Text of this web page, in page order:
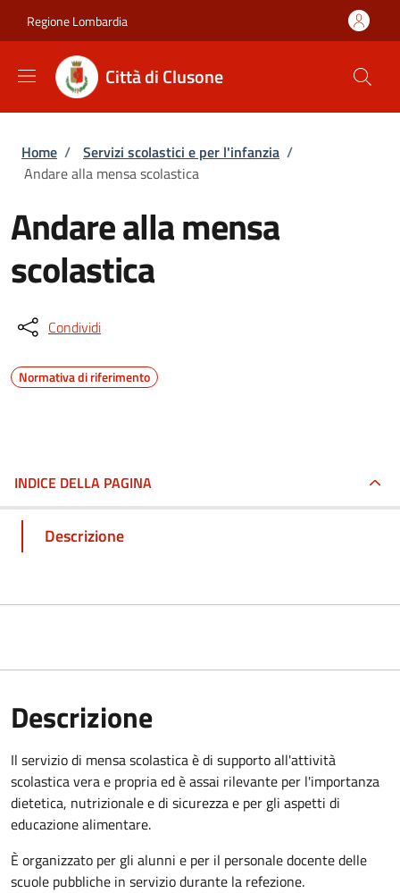
Regione Lombardia
Città di Clusone
Briciole di pane
Home / Servizi scolastici e per l'infanzia /
Andare alla mensa scolastica
Andare alla mensa
scolastica
Condividi
Normativa di riferimento
INDICE DELLA PAGINA
Descrizione
Descrizione
Il servizio di mensa scolastica è di supporto all'attività
scolastica vera e propria ed è assai rilevante per l'importanza
dietetica, nutrizionale e di sicurezza e per gli aspetti di
educazione alimentare.
È organizzato per gli alunni e per il personale docente delle
scuole pubbliche in servizio durante la refezione.